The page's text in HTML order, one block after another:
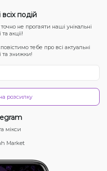
подій
не прогаяти наші унікальні
акції!
тебе про всі актуальні
та знижки!
розсилку
мікси
Market